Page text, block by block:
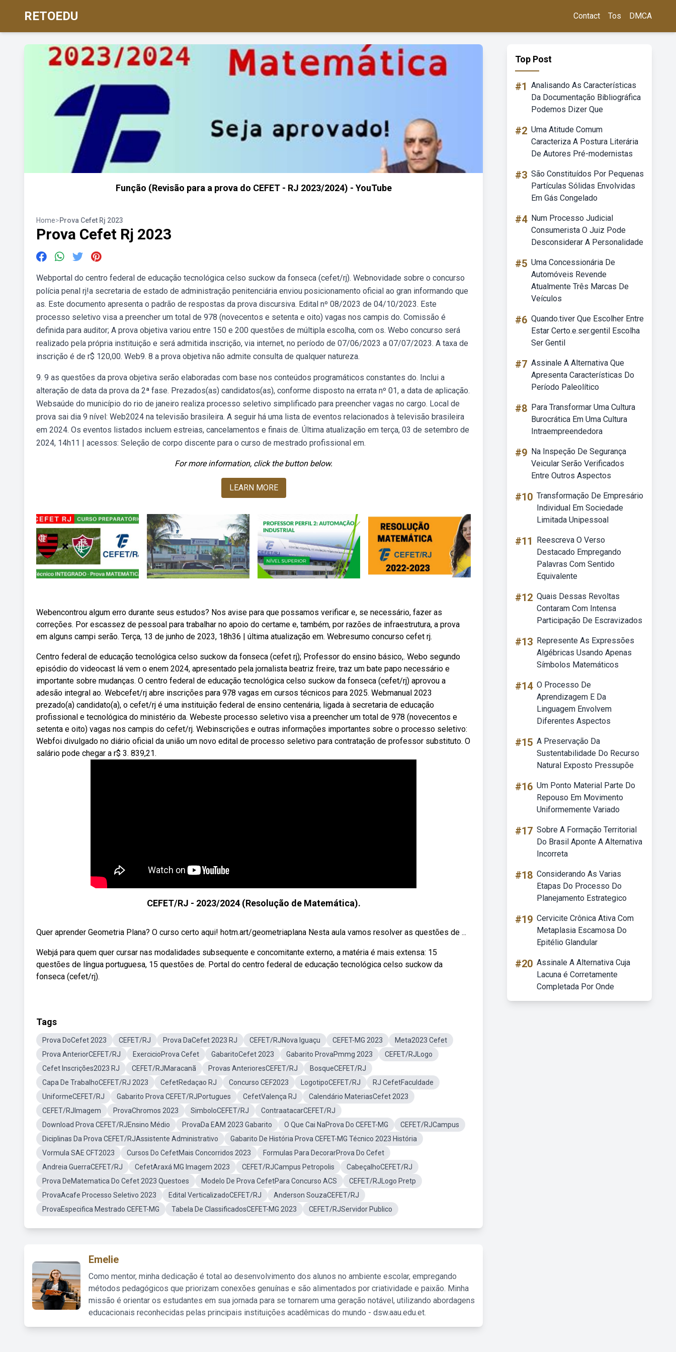
RETOEDU Contact Tos DMCA
Função (Revisão para a prova do CEFET - RJ 2023/2024) - YouTube
Home>Prova Cefet Rj 2023
Prova Cefet Rj 2023
Webportal do centro federal de educação tecnológica celso suckow da fonseca (cefet/rj). Webnovidade sobre o concurso
polícia penal rj!a secretaria de estado de administração penitenciária enviou posicionamento oficial ao gran informando que
as. Este documento apresenta o padrão de respostas da prova discursiva. Edital nº 08/2023 de 04/10/2023. Este
processo seletivo visa a preencher um total de 978 (novecentos e setenta e oito) vagas nos campis do. Comissão é
definida para auditor; A prova objetiva variou entre 150 e 200 questões de múltipla escolha, com os. Webo concurso será
realizado pela própria instituição e será admitida inscrição, via internet, no período de 07/06/2023 a 07/07/2023. A taxa de
inscrição é de r$ 120,00. Web9. 8 a prova objetiva não admite consulta de qualquer natureza.
9. 9 as questões da prova objetiva serão elaboradas com base nos conteúdos programáticos constantes do. Inclui a
alteração de data da prova da 2ª fase. Prezados(as) candidatos(as), conforme disposto na errata nº 01, a data de aplicação.
Websaúde do município do rio de janeiro realiza processo seletivo simplificado para preencher vagas no cargo. Local de
prova sai dia 9 nível: Web2024 na televisão brasileira. A seguir há uma lista de eventos relacionados à televisão brasileira
em 2024. Os eventos listados incluem estreias, cancelamentos e finais de. Última atualização em terça, 03 de setembro de
2024, 14h11 | acessos: Seleção de corpo discente para o curso de mestrado profissional em.
For more information, click the button below.
LEARN MORE
Webencontrou algum erro durante seus estudos? Nos avise para que possamos verificar e, se necessário, fazer as
correções. Por escassez de pessoal para trabalhar no apoio do certame e, também, por razões de infraestrutura, a prova
em alguns campi serão. Terça, 13 de junho de 2023, 18h36 | última atualização em. Webresumo concurso cefet rj.
Centro federal de educação tecnológica celso suckow da fonseca (cefet rj); Professor do ensino básico,. Webo segundo
episódio do videocast lá vem o enem 2024, apresentado pela jornalista beatriz freire, traz um bate papo necessário e
importante sobre mudanças. O centro federal de educação tecnológica celso suckow da fonseca (cefet/rj) aprovou a
adesão integral ao. Webcefet/rj abre inscrições para 978 vagas em cursos técnicos para 2025. Webmanual 2023
prezado(a) candidato(a), o cefet/rj é uma instituição federal de ensino centenária, ligada à secretaria de educação
profissional e tecnológica do ministério da. Webeste processo seletivo visa a preencher um total de 978 (novecentos e
setenta e oito) vagas nos campis do cefet/rj. Webinscrições e outras informações importantes sobre o processo seletivo:
Webfoi divulgado no diário oficial da união um novo edital de processo seletivo para contratação de professor substituto. O
salário pode chegar a r$ 3. 839,21.
CEFET/RJ - 2023/2024 (Resolução de Matemática).
Quer aprender Geometria Plana? O curso certo aqui! hotm.art/geometriaplana Nesta aula vamos resolver as questões de ...
Webjá para quem quer cursar nas modalidades subsequente e concomitante externo, a matéria é mais extensa: 15
questões de língua portuguesa, 15 questões de. Portal do centro federal de educação tecnológica celso suckow da
fonseca (cefet/rj).
Tags
Prova DoCefet 2023 CEFET/RJ Prova DaCefet 2023 RJ CEFET/RJNova Iguaçu CEFET-MG 2023
Meta2023 Cefet
Prova AnteriorCEFET/RJ
ExercicioProva Cefet GabaritoCefet 2023 Gabarito ProvaPmmg 2023
CEFET/RJLogo
Cefet Inscrições2023 RJ
CEFET/RJMaracanã Provas AnterioresCEFET/RJ
BosqueCEFET/RJ
Capa De TrabalhoCEFET/RJ 2023
CefetRedaçao RJ Concurso CEF2023 LogotipoCEFET/RJ
RJ CefetFaculdade
UniformeCEFET/RJ
Gabarito Prova CEFET/RJPortugues CefetValença RJ
Calendário MateriasCefet 2023
CEFET/RJImagem
ProvaChromos 2023 SimboloCEFET/RJ
ContraatacarCEFET/RJ
Download Prova CEFET/RJEnsino Médio
ProvaDa EAM 2023 Gabarito O Que Cai NaProva Do CEFET-MG
CEFET/RJCampus
Diciplinas Da Prova CEFET/RJAssistente Administrativo
Gabarito De História Prova CEFET-MG Técnico 2023 História
Vormula SAE CFT2023
Cursos Do CefetMais Concorridos 2023
Formulas Para DecorarProva Do Cefet
Andreia GuerraCEFET/RJ
CefetAraxá MG Imagem 2023 CEFET/RJCampus Petropolis
CabeçalhoCEFET/RJ
Prova DeMatematica Do Cefet 2023 Questoes
Modelo De Prova CefetPara Concurso ACS
CEFET/RJLogo Pretp
ProvaAcafe Processo Seletivo 2023
Edital VerticalizadoCEFET/RJ
Anderson SouzaCEFET/RJ
ProvaEspecifica Mestrado CEFET-MG
Tabela De ClassificadosCEFET-MG 2023 CEFET/RJServidor Publico
Emelie
Como mentor, minha dedicação é total ao desenvolvimento dos alunos no ambiente escolar, empregando
métodos pedagógicos que priorizam conexões genuínas e são alimentados por criatividade e paixão. Minha
missão é orientar os estudantes em sua jornada para se tornarem uma geração notável, utilizando abordagens
educacionais reconhecidas pelas principais instituições acadêmicas do mundo - dsw.aau.edu.et.
Top Post
#1 Analisando As Características
Da Documentação Bibliográfica
Podemos Dizer Que
#2 Uma Atitude Comum
Caracteriza A Postura Literária
De Autores Pré-modernistas
#3 São Constituídos Por Pequenas
Partículas Sólidas Envolvidas
Em Gás Congelado
#4 Num Processo Judicial
Consumerista O Juiz Pode
Desconsiderar A Personalidade
#5 Uma Concessionária De
Automóveis Revende
Atualmente Três Marcas De
Veículos
#6 Quando.tiver Que Escolher Entre
Estar Certo.e.ser.gentil Escolha
Ser Gentil
#7 Assinale A Alternativa Que
Apresenta Características Do
Período Paleolítico
#8 Para Transformar Uma Cultura
Burocrática Em Uma Cultura
Intraempreendedora
#9 Na Inspeção De Segurança
Veicular Serão Verificados
Entre Outros Aspectos
#10 Transformação De Empresário
Individual Em Sociedade
Limitada Unipessoal
#11
Reescreva O Verso
Destacado Empregando
Palavras Com Sentido
Equivalente
#12 Quais Dessas Revoltas
Contaram Com Intensa
Participação De Escravizados
#13 Represente As Expressões
Algébricas Usando Apenas
Símbolos Matemáticos
#14 O Processo De
Aprendizagem E Da
Linguagem Envolvem
Diferentes Aspectos
#15 A Preservação Da
Sustentabilidade Do Recurso
Natural Exposto Pressupõe
#16 Um Ponto Material Parte Do
Repouso Em Movimento
Uniformemente Variado
#17 Sobre A Formação Territorial
Do Brasil Aponte A Alternativa
Incorreta
#18 Considerando As Varias
Etapas Do Processo Do
Planejamento Estrategico
#19 Cervicite Crônica Ativa Com
Metaplasia Escamosa Do
Epitélio Glandular
#20 Assinale A Alternativa Cuja
Lacuna é Corretamente
Completada Por Onde